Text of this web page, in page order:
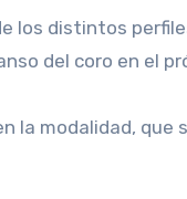
del coro en el
la modalidad, que